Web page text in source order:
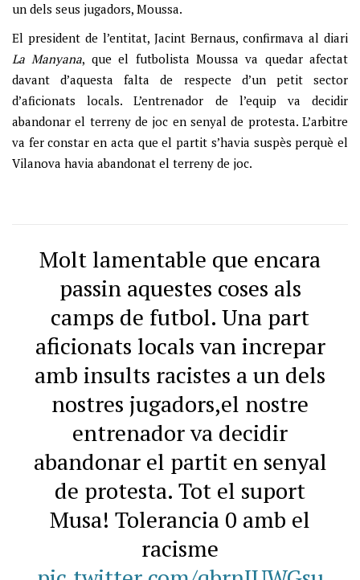
un dels seus jugadors, Moussa.
El president de l’entitat, Jacint Bernaus, confirmava al diari
La Manyana, que el futbolista Moussa va quedar afectat
davant d’aquesta falta de respecte d’un petit sector
d’aficionats locals. L’entrenador de l’equip va decidir
abandonar el terreny de joc en senyal de protesta. L’arbitre
va fer constar en acta que el partit s’havia suspès perquè el
Vilanova havia abandonat el terreny de joc.
Molt lamentable que encara
passin aquestes coses als
camps de futbol. Una part
aficionats locals van increpar
amb insults racistes a un dels
nostres jugadors,el nostre
entrenador va decidir
abandonar el partit en senyal
de protesta. Tot el suport
Musa! Tolerancia 0 amb el
racisme